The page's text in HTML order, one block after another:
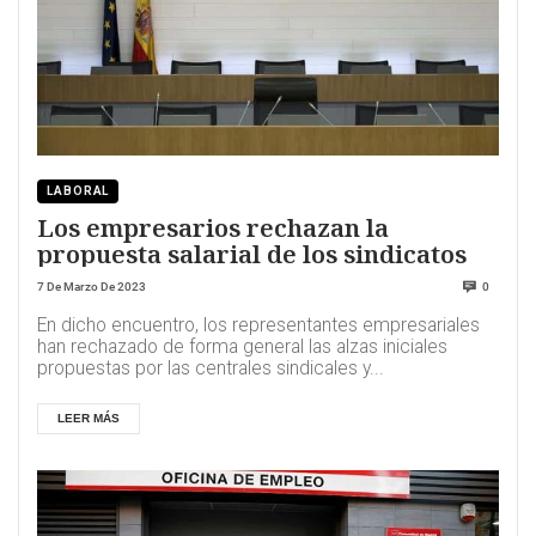
LABORAL
Los empresarios rechazan la
propuesta salarial de los sindicatos
7 De Marzo De 2023 0
En dicho encuentro, los representantes empresariales
han rechazado de forma general las alzas iniciales
propuestas por las centrales sindicales y...
LEER MÁS